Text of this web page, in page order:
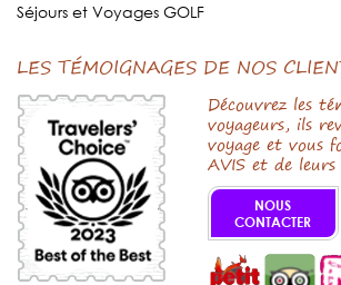
Séjours et Voyages GOLF
LES TÉMOIGNAGES DE NOS
Découvrez les
voyageurs, ils
voyage et vous
AVIS et de leurs
NOUS
CONTACTER